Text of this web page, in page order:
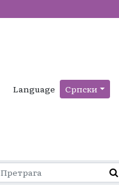
Language Српски